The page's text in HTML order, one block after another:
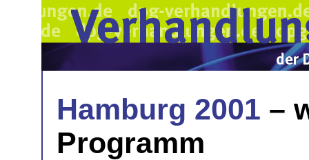
Hamburg 2001 –
Programm